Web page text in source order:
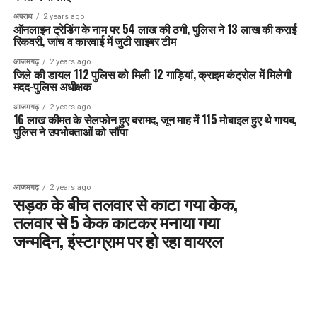
अपराध 2 years ago
ऑनलाइन ट्रेडिंग के नाम पर 54 लाख की ठगी, पुलिस ने 13 लाख की कराई
रिकवरी, जांच व कारवाई में जुटी साइबर टीम
आजमगढ़ 2 years ago
जिले की डायल 112 पुलिस को मिली 12 गाड़ियां, क्राइम कंट्रोल में मिलेगी
मदद-पुलिस अधीक्षक
आजमगढ़ 2 years ago
16 लाख कीमत के सेलफोन हुए बरामद, जून माह में 115 मोबाइल हुए थे गायब,
पुलिस ने उपभोक्ताओं को सौंपा
आजमगढ़ 2 years ago
सड़क के बीच तलवार से काटा गया केक,
तलवार से 5 केक काटकर मनाया गया
जन्मदिन, इंस्टाग्राम पर हो रहा वायरल